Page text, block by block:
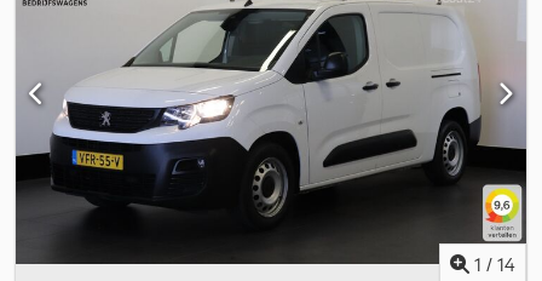
Crodpozgzu Tefx Amzjf Équipement spécial : Préparation pour
dispositif d’attelage Pack pour le compartiment de chargement :
4 points d’arrimage, éclairage du compartiment de chargement
Pack chantier Plancher et parois latérales du compartiment de
chargement en bois Pack Comfort Connect avec cabine
Multiflex Autres équipements : Airbag côté passager, airbag côté
passager désactivable, airbag côté conducteur, fonction
d’éclairage d’accompagnement automatique (éclairage
d’approche et d’éloignement), rétroviseurs extérieurs réglables
et chauffants électriquement, rétroviseurs extérieurs avec
1 / 14